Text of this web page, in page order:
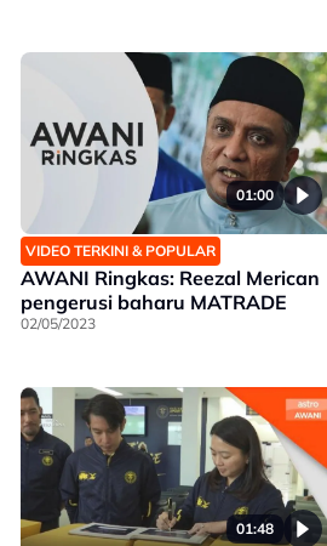
01:00
VIDEO TERKINI & POPULAR
AWANI Ringkas: Reezal Merican
pengerusi baharu MATRADE
02/05/2023
01:48